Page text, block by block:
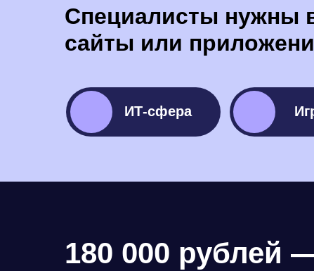
IT-сфера
Специалисты нужны
сайты или
ИТ-сфера
180 000 рублей